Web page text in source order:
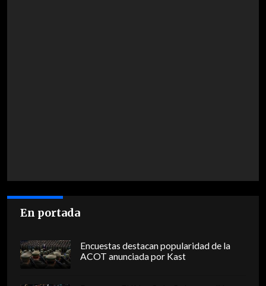
En portada
Encuestas destacan popularidad de la
ACOT anunciada por Kast